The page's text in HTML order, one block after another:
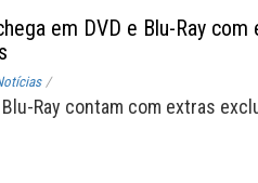
em DVD e Blu-Ray com
/
Ray contam com extras